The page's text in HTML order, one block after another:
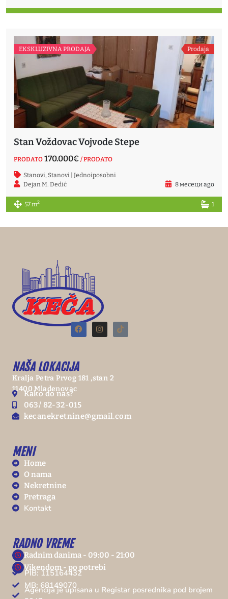
EKSKLUZIVNA PRODAJA Prodaja
Stan Voždovac Vojvode Stepe
PRODATO 170.000€ / PRODATO
Stanovi Stanovi | Jednoiposobni
Dejan M. Dedić
8 месеци ago
57 m2 1
NAŠA LOKACIJA
Kralja Petra Prvog 181 ,stan 2
11400 Mladenovac
Kako do nas?
063/ 82-32-015
kecanekretnine@gmail.com
MENI
Home
O nama
Nekretnine
Pretraga
Kontakt
RADNO VREME
Radnim danima - 09:00 - 21:00
Vikendom - po potrebi
PIB: 115164432
MB: 68149070
Agencija je upisana u Registar posrednika pod brojem